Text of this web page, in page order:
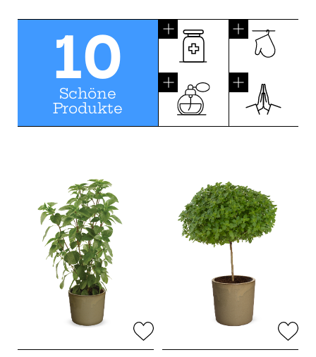
10
Schöne
Produkte